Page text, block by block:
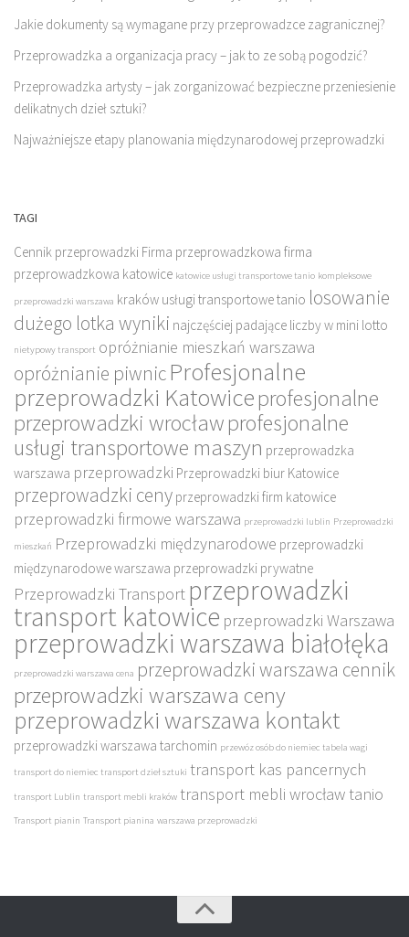
Jakie dokumenty są wymagane przy przeprowadzce zagranicznej?
Przeprowadzka a organizacja pracy – jak to ze sobą pogodzić?
Przeprowadzka artysty – jak zorganizować bezpieczne przeniesienie
delikatnych dzieł sztuki?
Najważniejsze etapy planowania międzynarodowej przeprowadzki
TAGI
Cennik przeprowadzki Firma przeprowadzkowa firma
przeprowadzkowa katowice katowice usługi transportowe tanio kompleksowe
przeprowadzki warszawa kraków usługi transportowe tanio losowanie
dużego lotka wyniki najczęściej padające liczby w mini lotto
nietypowy transport opróżnianie mieszkań warszawa
opróżnianie piwnicProfesjonalne
przeprowadzki Katowiceprofesjonalne
przeprowadzki wrocławprofesjonalne
usługi transportowe maszyn przeprowadzka
warszawa przeprowadzki Przeprowadzki biur Katowice
przeprowadzki ceny przeprowadzki firm katowice
przeprowadzki firmowe warszawa przeprowadzki lublin Przeprowadzki
mieszkań Przeprowadzki międzynarodowe przeprowadzki
międzynarodowe warszawa przeprowadzki prywatne
Przeprowadzki Transport przeprowadzki
transport katowice przeprowadzki Warszawa
przeprowadzki warszawa białołęka
przeprowadzki warszawa cena przeprowadzki warszawa cennik
przeprowadzki warszawa ceny
przeprowadzki warszawa kontakt
przeprowadzki warszawa tarchomin przewóz osób do niemiec tabela wagi
transport do niemiec transport dzieł sztuki transport kas pancernych
transport Lublin transport mebli kraków transport mebli wrocław tanio
Transport pianin Transport pianina warszawa przeprowadzki